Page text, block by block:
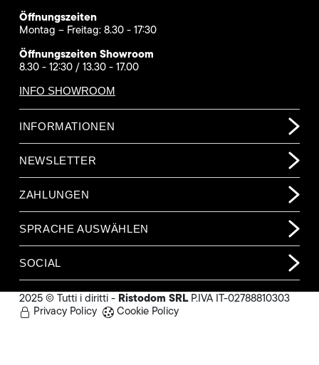
Öffnungszeiten
Montag – Freitag: 8.30 - 17:30
Öffnungszeiten Showroom
8.30 - 12:30 / 13.30 - 17.00
INFO SHOWROOM
INFORMATIONEN
NEWSLETTER
ZAHLUNGEN
SPRACHE AUSWÄHLEN
SOCIAL
2025 © Tutti i diritti - Ristodom SRLP.IVA IT-02788810303
Privacy Policy
Cookie Policy